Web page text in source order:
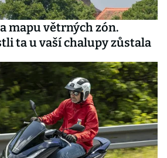
mapu větrných zón.
ta u vaší chalupy zůstala